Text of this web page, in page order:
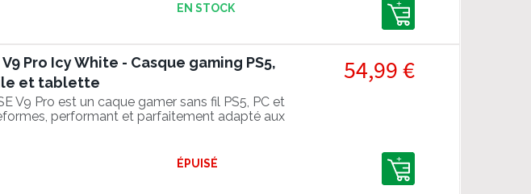
EN STOCK
V9 Pro Icy White - Casque gaming PS5,
et tablette
V9 Pro est un caque gamer sans fil PS5, PC et
performant et parfaitement adapté aux
54,99 €
ÉPUISÉ